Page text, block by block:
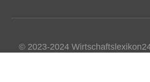
© 2023-2024